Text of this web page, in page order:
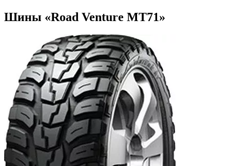
Шины «Road Venture MT71»